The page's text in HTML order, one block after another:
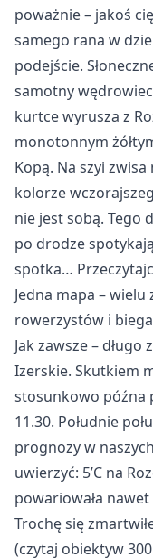
poważnie – jakoś
samego rana w
podejście.
samotny
kurtce wyrusza z
monotonnym
Kopą. Na szyi
kolorze
nie jest sobą. Tego
po drodze
spotka…
Jedna mapa –
rowerzystów i
Jak zawsze –
Izerskie. Skutkiem
stosunkowo późna
11.30. Południe
prognozy w
uwierzyć: 5’C na
powariowała
Trochę się
(czytaj obiektyw